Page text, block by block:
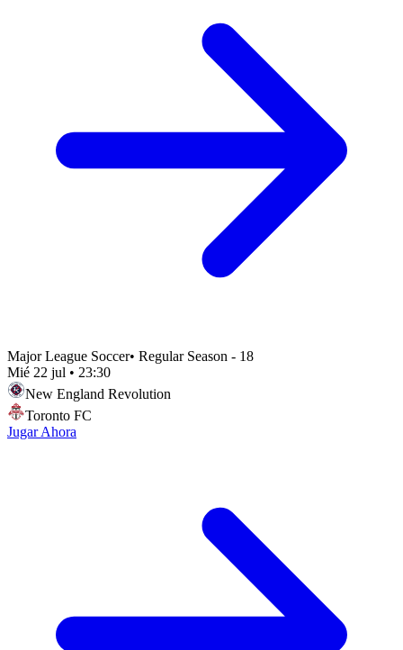
Major League Soccer• Regular Season - 18
Mié 22 jul • 23:30
New England Revolution
Toronto FC
Jugar Ahora